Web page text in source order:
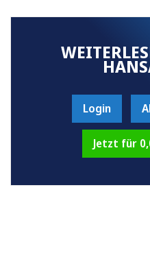
Login
Jetzt für